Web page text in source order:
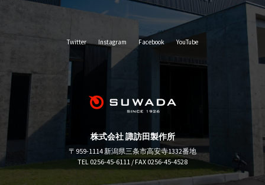
Twitter Instagram Facebook YouTube
株式会社 諏訪田製作所
〒959-1114 新潟県三条市高安寺1332番地
TEL 0256-45-6111 / FAX 0256-45-4528